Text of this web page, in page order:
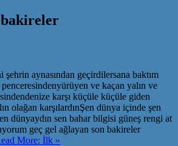
bakireler
şehrin aynasından geçirdilersana baktım
ve kaçan yalın ve
karşı küçüle küçüle giden
olağan karşılardınŞen dünya içinde şen
dünyaydın sen bahar bilgisi güneş rengi at
geç gel ağlayan son bakireler
More: İlk »